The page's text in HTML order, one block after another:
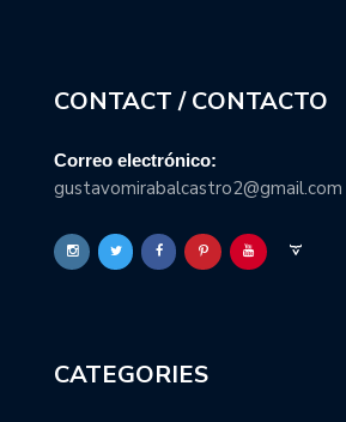
CONTACT / CONTACTO
Correo electrónico:
gustavomirabalcastro2@gmail.com
CATEGORIES